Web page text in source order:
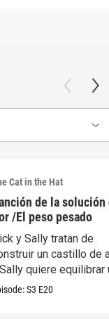
Cat in the Hat
de la solución
/El peso pesado
y Sally tratan de
un castillo de
quiere equilibrar
S3 E20